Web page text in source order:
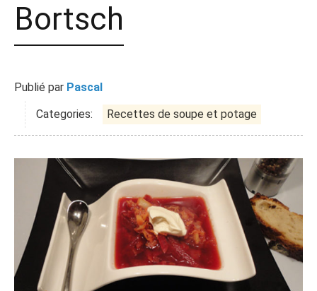
Bortsch
Publié par Pascal
Categories:
Recettes de soupe et potage